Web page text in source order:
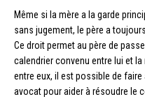
Même si la mère a la garde
sans jugement, le père a
Ce droit permet au père de
calendrier convenu entre lui et
entre eux, il est possible de
avocat pour aider à résoudre le